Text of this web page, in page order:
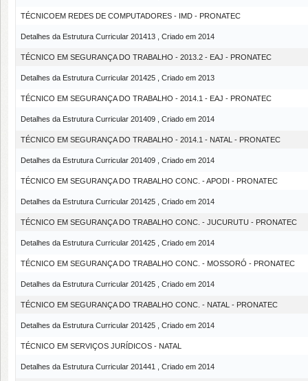
TÉCNICOEM REDES DE COMPUTADORES - IMD - PRONATEC
Detalhes da Estrutura Curricular 201413 , Criado em 2014
TÉCNICO EM SEGURANÇA DO TRABALHO - 2013.2 - EAJ - PRONATEC
Detalhes da Estrutura Curricular 201425 , Criado em 2013
TÉCNICO EM SEGURANÇA DO TRABALHO - 2014.1 - EAJ - PRONATEC
Detalhes da Estrutura Curricular 201409 , Criado em 2014
TÉCNICO EM SEGURANÇA DO TRABALHO - 2014.1 - NATAL - PRONATEC
Detalhes da Estrutura Curricular 201409 , Criado em 2014
TÉCNICO EM SEGURANÇA DO TRABALHO CONC. - APODI - PRONATEC
Detalhes da Estrutura Curricular 201425 , Criado em 2014
TÉCNICO EM SEGURANÇA DO TRABALHO CONC. - JUCURUTU - PRONATEC
Detalhes da Estrutura Curricular 201425 , Criado em 2014
TÉCNICO EM SEGURANÇA DO TRABALHO CONC. - MOSSORÓ - PRONATEC
Detalhes da Estrutura Curricular 201425 , Criado em 2014
TÉCNICO EM SEGURANÇA DO TRABALHO CONC. - NATAL - PRONATEC
Detalhes da Estrutura Curricular 201425 , Criado em 2014
TÉCNICO EM SERVIÇOS JURÍDICOS - NATAL
Detalhes da Estrutura Curricular 201441 , Criado em 2014